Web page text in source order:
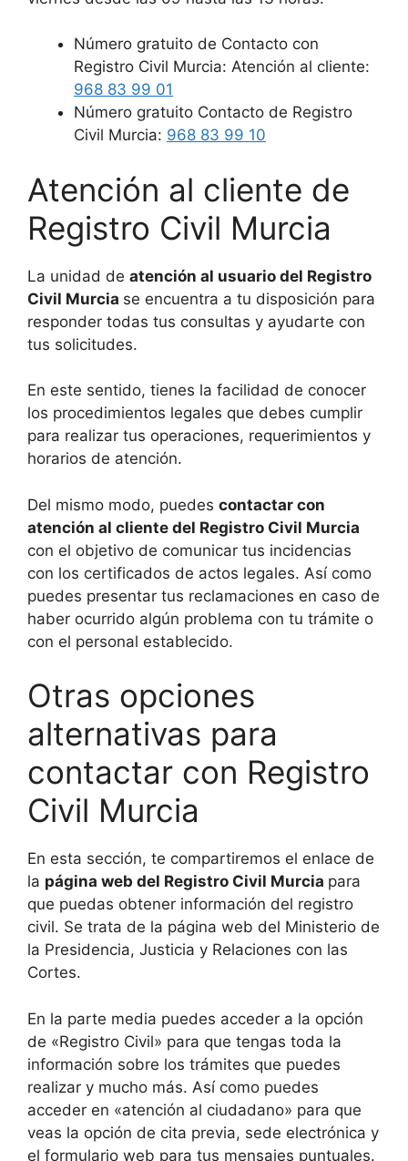
Número gratuito de Contacto con
Registro Civil Murcia: Atención al cliente:
968 83 99 01
Número gratuito Contacto de Registro
Civil Murcia: 968 83 99 10
Atención al cliente de
Registro Civil Murcia
La unidad de atención al usuario del Registro
Civil Murcia se encuentra a tu disposición para
responder todas tus consultas y ayudarte con
tus solicitudes.
En este sentido, tienes la facilidad de conocer
los procedimientos legales que debes cumplir
para realizar tus operaciones, requerimientos y
horarios de atención.
Del mismo modo, puedes contactar con
atención al cliente del Registro Civil Murcia
con el objetivo de comunicar tus incidencias
con los certificados de actos legales. Así como
puedes presentar tus reclamaciones en caso de
haber ocurrido algún problema con tu trámite o
con el personal establecido.
Otras opciones
alternativas para
contactar con Registro
Civil Murcia
En esta sección, te compartiremos el enlace de
la página web del Registro Civil Murcia para
que puedas obtener información del registro
civil. Se trata de la página web del Ministerio de
la Presidencia, Justicia y Relaciones con las
Cortes.
En la parte media puedes acceder a la opción
de «Registro Civil» para que tengas toda la
información sobre los trámites que puedes
realizar y mucho más. Así como puedes
acceder en «atención al ciudadano» para que
veas la opción de cita previa, sede electrónica y
el formulario web para tus mensajes puntuales.